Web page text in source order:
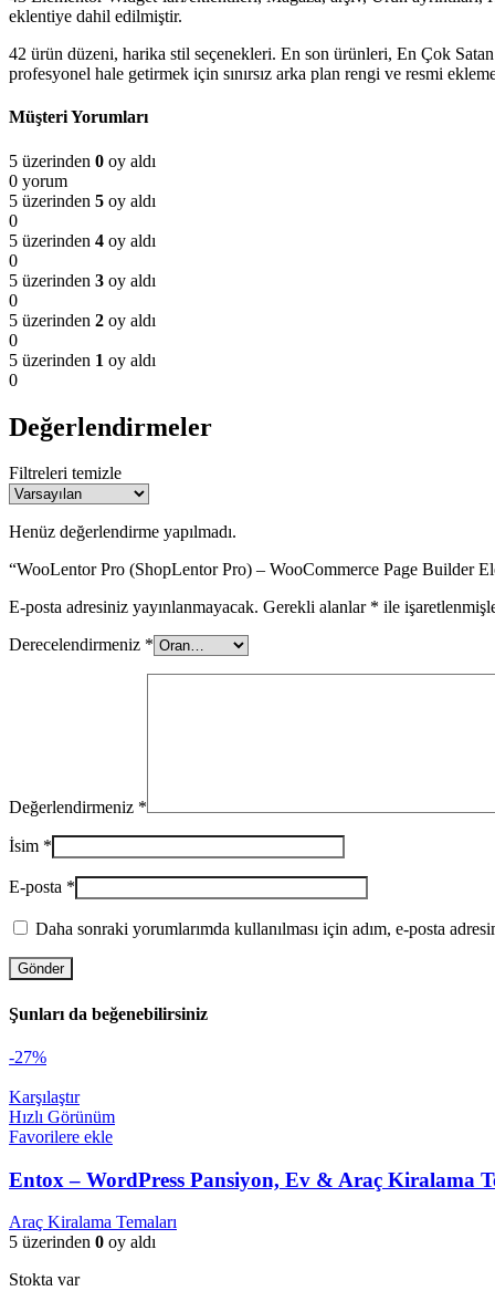
eklentiye dahil edilmiştir.
42 ürün düzeni, harika stil seçenekleri. En son ürünleri, En Çok
profesyonel hale getirmek için sınırsız arka plan rengi ve resmi
Müşteri Yorumları
5 üzerinden 0 oy aldı
0 yorum
5 üzerinden 5 oy aldı
0
5 üzerinden 4 oy aldı
0
5 üzerinden 3 oy aldı
0
5 üzerinden 2 oy aldı
0
5 üzerinden 1 oy aldı
0
Değerlendirmeler
Filtreleri temizle
Henüz değerlendirme yapılmadı.
“WooLentor Pro (ShopLentor Pro) – WooCommerce Page Builder
E-posta adresiniz yayınlanmayacak. Gerekli alanlar * ile
Derecelendirmeniz *
Değerlendirmeniz *
İsim *
E-posta *
Daha sonraki yorumlarımda kullanılması için adım, e-posta
Şunları da beğenebilirsiniz
-27%
Karşılaştır
Hızlı Görünüm
Favorilere ekle
Entox – WordPress Pansiyon, Ev & Araç Kiralama
Araç Kiralama Temaları
5 üzerinden 0 oy aldı
Stokta var